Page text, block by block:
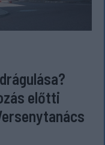
előtti